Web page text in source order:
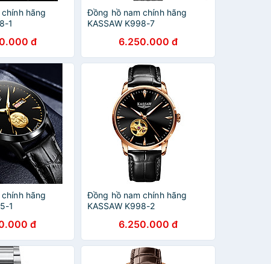
hãng
1
đ
Đồng hồ nam chính hãng
KASSAW K998-7
6.250.000 đ
hãng
1
đ
Đồng hồ nam chính hãng
KASSAW K998-2
6.250.000 đ